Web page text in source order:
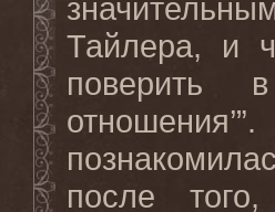
Тайлера, и
поверить
после